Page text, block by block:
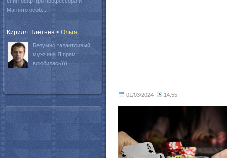
01/03/2024 14:55
Магнито особ...
Кирилл Плетнев > Oльга
Безумно талантливый
мужчина.Я прям
влюбилась)))